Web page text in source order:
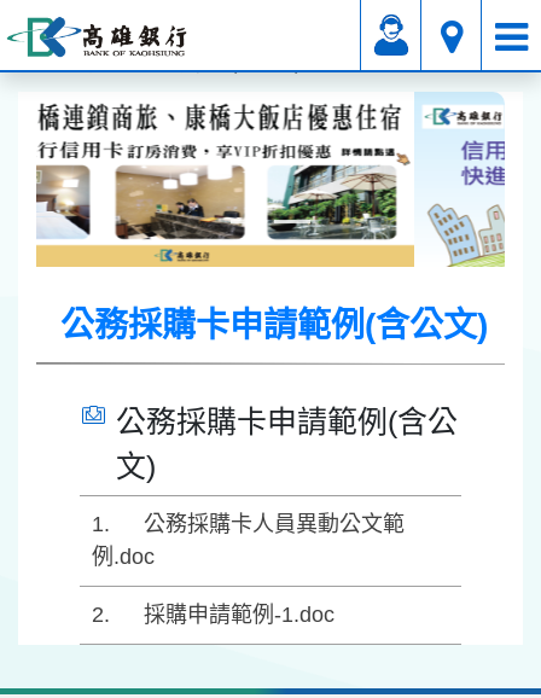
信用卡 公務採購卡業務
公務採購卡申請範例(含公文)
公務採購卡申請範例(含公文)
公務採購卡申請範例(含公
文)
公務採購卡人員異動公文範
例.doc
採購申請範例-1.doc